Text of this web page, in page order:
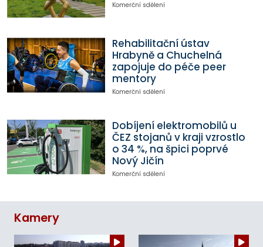
Komerční sdělení
Rehabilitační ústav
Hrabyně a Chuchelná
zapojuje do péče peer
mentory
Komerční sdělení
Dobíjení elektromobilů u
ČEZ stojanů v kraji vzrostlo
o 34 %, na špici poprvé
Nový Jičín
Komerční sdělení
Kamery